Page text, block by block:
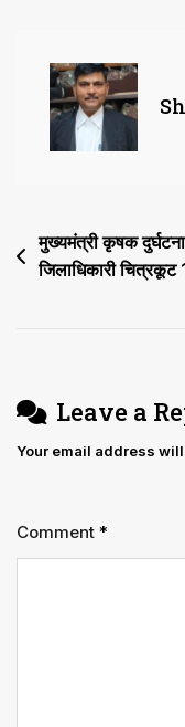
Post
navigation
मुख्यमंत्री कृषक
जिलाधिकारी
Leave a
Your email address
Comment *